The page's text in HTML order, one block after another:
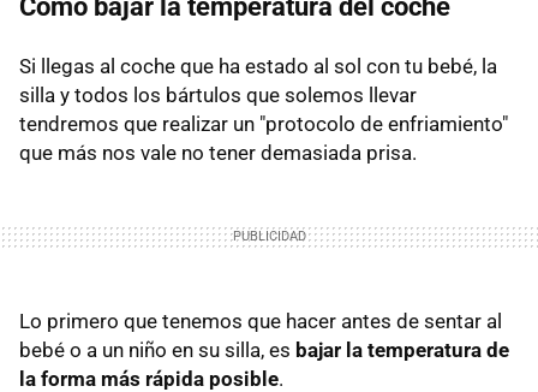
Cómo bajar la temperatura del coche
Si llegas al coche que ha estado al sol con tu bebé, la
silla y todos los bártulos que solemos llevar
tendremos que realizar un "protocolo de enfriamiento"
que más nos vale no tener demasiada prisa.
Lo primero que tenemos que hacer antes de sentar al
bebé o a un niño en su silla, es bajar la temperatura de
la forma más rápida posible.